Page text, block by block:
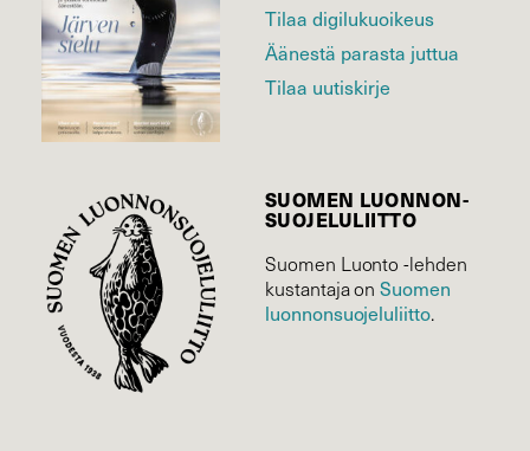
Tilaa digilukuoikeus
Äänestä parasta juttua
Tilaa uutiskirje
SUOMEN LUONNON­
SUOJELU­LIITTO
Suomen Luonto -lehden
kustantaja onSuomen
luonnonsuojelu­liitto.